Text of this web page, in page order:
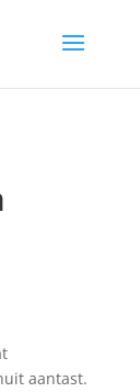
aantast.